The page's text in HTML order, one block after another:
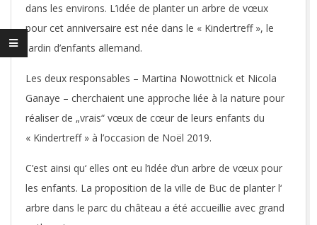
dans les environs. L’idée de planter un arbre de vœux
pour cet anniversaire est née dans le « Kindertreff », le
jardin d’enfants allemand.
Les deux responsables – Martina Nowottnick et Nicola
Ganaye – cherchaient une approche liée à la nature pour
réaliser de „vrais“ vœux de cœur de leurs enfants du
« Kindertreff » à l’occasion de Noël 2019.
C’est ainsi qu‘ elles ont eu l’idée d’un arbre de vœux pour
les enfants. La proposition de la ville de Buc de planter l‘
arbre dans le parc du château a été accueillie avec grand